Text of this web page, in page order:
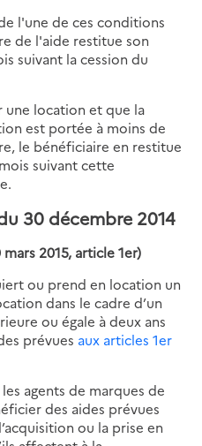
l'une de ces conditions
de l'aide restitue son
suivant la cession du
une location et que la
est portée à moins de
le bénéficiaire en restitue
suivant cette
30 décembre 2014
2015, article 1er)
ou prend en location un
dans le cadre d’un
ou égale à deux ans
prévues aux articles 1er
agents de marques de
des aides prévues
ou la prise en